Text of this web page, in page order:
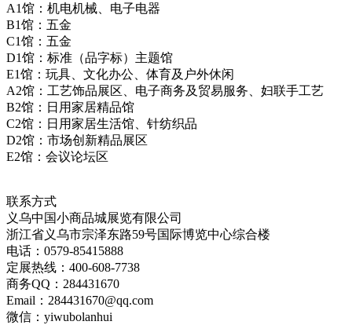
A1馆：机电机械、电子电器
B1馆：五金
C1馆：五金
D1馆：标准（品字标）主题馆
E1馆：玩具、文化办公、体育及户外休闲
A2馆：工艺饰品展区、电子商务及贸易服务、妇联手工艺
B2馆：日用家居精品馆
C2馆：日用家居生活馆、针纺织品
D2馆：市场创新精品展区
E2馆：会议论坛区
联系方式
义乌中国小商品城展览有限公司
浙江省义乌市宗泽东路59号国际博览中心综合楼
电话：0579-85415888
定展热线：400-608-7738
商务QQ：284431670
Email：284431670@qq.com
微信：yiwubolanhui